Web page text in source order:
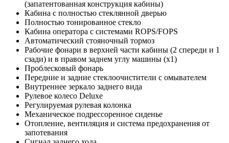
(запатентованная конструкция кабины)
Кабина с полностью стеклянной дверью
Полностью тонированное стекло
Кабина оператора с системами ROPS/FOPS
Автоматический стояночный тормоз
Рабочие фонари в верхней части кабины (2 спереди и 1
сзади) и в правом заднем углу машины (x1)
Проблесковый фонарь
Передние и задние стеклоочистители с омывателем
Внутреннее зеркало заднего вида
Рулевое колесо Deluxe
Регулируемая рулевая колонка
Механическое подрессоренное сиденье
Отопление, вентиляция и система предохранения от
запотевания